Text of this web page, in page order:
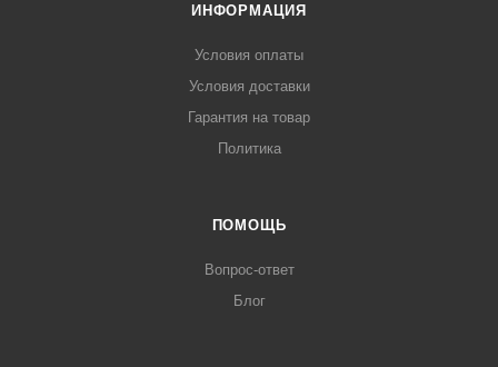
ИНФОРМАЦИЯ
Условия оплаты
Условия доставки
Гарантия на товар
Политика
ПОМОЩЬ
Вопрос-ответ
Блог